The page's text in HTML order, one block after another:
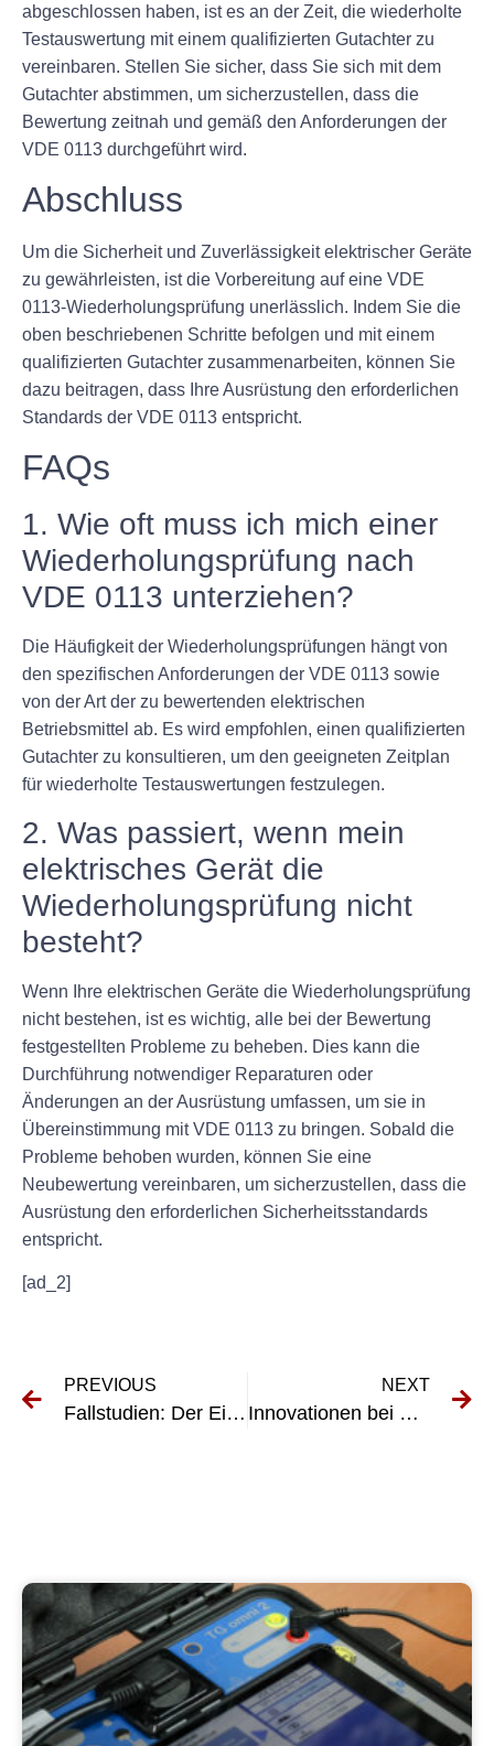
abgeschlossen haben, ist es an der Zeit, die wiederholte
Testauswertung mit einem qualifizierten Gutachter zu
vereinbaren. Stellen Sie sicher, dass Sie sich mit dem
Gutachter abstimmen, um sicherzustellen, dass die
Bewertung zeitnah und gemäß den Anforderungen der
VDE 0113 durchgeführt wird.
Abschluss
Um die Sicherheit und Zuverlässigkeit elektrischer Geräte
zu gewährleisten, ist die Vorbereitung auf eine VDE
0113-Wiederholungsprüfung unerlässlich. Indem Sie die
oben beschriebenen Schritte befolgen und mit einem
qualifizierten Gutachter zusammenarbeiten, können Sie
dazu beitragen, dass Ihre Ausrüstung den erforderlichen
Standards der VDE 0113 entspricht.
FAQs
1. Wie oft muss ich mich einer
Wiederholungsprüfung nach
VDE 0113 unterziehen?
Die Häufigkeit der Wiederholungsprüfungen hängt von
den spezifischen Anforderungen der VDE 0113 sowie
von der Art der zu bewertenden elektrischen
Betriebsmittel ab. Es wird empfohlen, einen qualifizierten
Gutachter zu konsultieren, um den geeigneten Zeitplan
für wiederholte Testauswertungen festzulegen.
2. Was passiert, wenn mein
elektrisches Gerät die
Wiederholungsprüfung nicht
besteht?
Wenn Ihre elektrischen Geräte die Wiederholungsprüfung
nicht bestehen, ist es wichtig, alle bei der Bewertung
festgestellten Probleme zu beheben. Dies kann die
Durchführung notwendiger Reparaturen oder
Änderungen an der Ausrüstung umfassen, um sie in
Übereinstimmung mit VDE 0113 zu bringen. Sobald die
Probleme behoben wurden, können Sie eine
Neubewertung vereinbaren, um sicherzustellen, dass die
Ausrüstung den erforderlichen Sicherheitsstandards
entspricht.
[ad_2]
PREVIOUS
Fallstudien: Der Einfluss der Prüfung nach DGUV auf Sicherheit und Produktivität am Arbeitsplatz
NEXT
Innovationen bei UVV-Elektrosystemen: Verbesserung von Sicherheit und Effizienz